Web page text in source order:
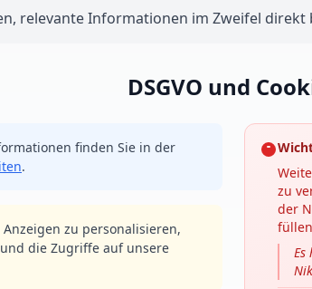
relevante Informationen im Zweifel direkt
DSGVO und
finden Sie in der
.
zu personalisieren,
die Zugriffe auf unsere
zu
der
Es